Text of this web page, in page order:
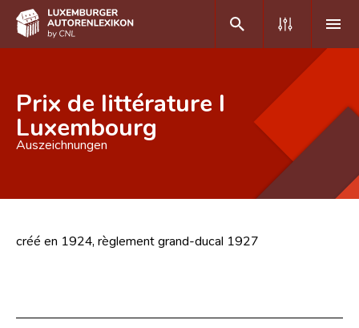
DE FR
Home
Häufige Fragen und Antworten
Prix de littérature I
Luxembourg
Auszeichnungen
créé en 1924, règlement grand-ducal 1927